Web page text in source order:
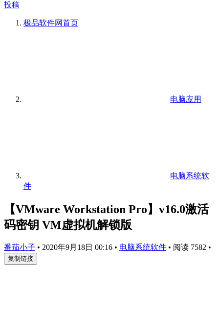
投稿
极品软件网首页
电脑应用
电脑系统软
件
【VMware Workstation Pro】v16.0激活
码密钥 VM虚拟机解锁版
番茄小子 • 2020年9月18日 00:16 • 电脑系统软件 • 阅读 7582 •
复制链接